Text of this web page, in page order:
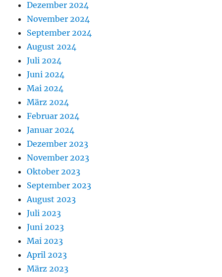
Dezember 2024
November 2024
September 2024
August 2024
Juli 2024
Juni 2024
Mai 2024
März 2024
Februar 2024
Januar 2024
Dezember 2023
November 2023
Oktober 2023
September 2023
August 2023
Juli 2023
Juni 2023
Mai 2023
April 2023
März 2023